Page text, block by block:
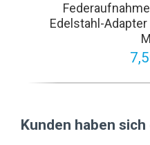
Edelstahl-
Kunden haben